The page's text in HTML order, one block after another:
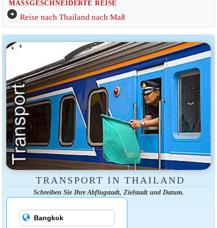
MASSGESCHNEIDERTE REISE
arrow_circle_right Reise nach Thailand nach Maß
TRANSPORT IN THAILAND
Schreiben Sie Ihre Abflugstadt, Zielstadt und Datum.